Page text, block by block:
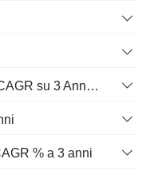
Utili da Operazioni Continue, CAGR su 3 Anni %
% a 3 anni